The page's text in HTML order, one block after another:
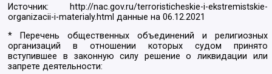
Источник:
http://nac.gov.ru/terroristicheskie-i-ekstremistskie-
organizacii-i-materialy.html данные на06.12.2021
* Перечень общественных объединений и религиозных
организаций в отношении которых судом принято
вступившее в законную силу решение о ликвидации или
запрете деятельности: